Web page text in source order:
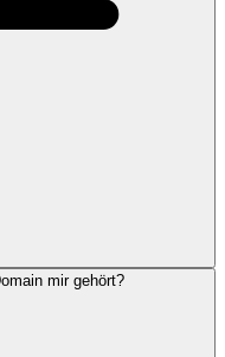
mir gehört?